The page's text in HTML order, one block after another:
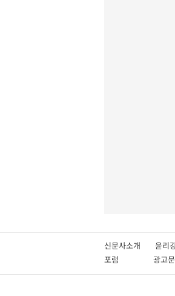
신문사소개 윤
포럼
광고